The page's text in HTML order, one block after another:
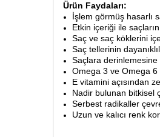
Ürün Faydaları:
İşlem görmüş hasarlı
Etkin içeriği ile
Saç ve saç köklerini
Saç tellerinin
Saçlara derinlemesine
Omega 3 ve Omega 6
E vitamini açısından
Nadir bulunan bitkisel
Serbest radikaller
Uzun ve kalıcı renk